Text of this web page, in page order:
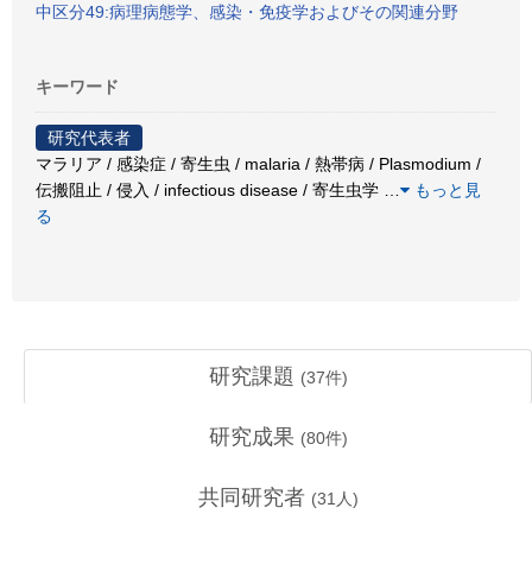
中区分49:病理病態学、感染・免疫学およびその関連分野
キーワード
研究代表者
マラリア / 感染症 / 寄生虫 / malaria / 熱帯病 / Plasmodium /
伝搬阻止 / 侵入 / infectious disease / 寄生虫学
もっと見
る
研究課題 (37件)
研究成果 (80件)
共同研究者 (31 人)